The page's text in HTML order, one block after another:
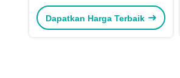
Dapatkan Harga Terbaik